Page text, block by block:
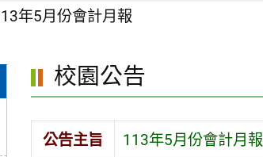
年5月份會計月報
校園公告
公告主旨 113年5月份會計月報